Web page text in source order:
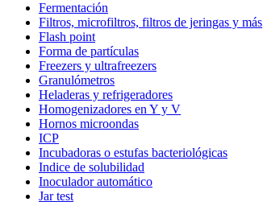
Fermentación
Filtros, microfiltros, filtros de jeringas y más
Flash point
Forma de partículas
Freezers y ultrafreezers
Granulómetros
Heladeras y refrigeradores
Homogenizadores en Y y V
Hornos microondas
ICP
Incubadoras o estufas bacteriológicas
Indice de solubilidad
Inoculador automático
Jar test